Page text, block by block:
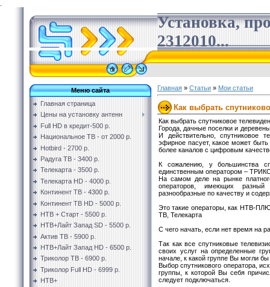
Установка,
2312010...
Меню сайта
Главная страница
Цены на установку антенн
Full HD в кредит-500 р.
Национальное ТВ - от 2000 р.
Hotbird - 2700 р.
Радуга ТВ - 3400 р.
Телекарта - 3500 р.
Телекарта HD - 4000 р.
Континент ТВ - 4300 р.
Континент ТВ HD - 5000 р.
НТВ + Старт - 5500 р.
НТВ+Лайт Запад SD - 5500 р.
Актив ТВ - 5900 р.
НТВ+Лайт Запад HD - 6500 р.
Триколор ТВ - 6900 р.
Триколор Full HD - 6999 р.
НТВ+
Главная » Статьи » Мои статьи
Как выбрать
Как выбрать спутниковое
Города, дачные поселки и
И действительно, спутниковое
эфирное пасует, какое может
более каналов с цифровым
К сожалению, у большинства
единственным оператором –
На самом деле на рынке
операторов, имеющих
разнообразные по качеству и
Это такие операторы, как НТВ-
ТВ, Телекарта
С чего начать, если нет время на
Так как все спутниковые
своих услуг на определенные
начале, к какой группе Вы могли бы
Выбор спутникового оператора,
группы, к которой Вы себя
следует подключаться.